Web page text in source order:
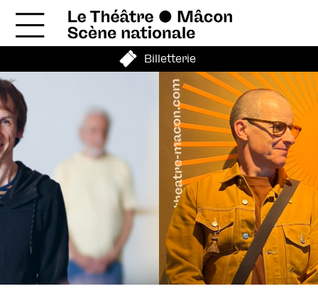
Billetterie